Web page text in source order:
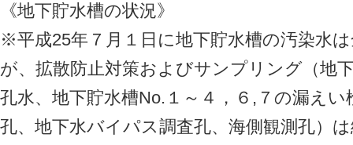
《地下貯水槽の状況》
※平成25年７月１日に地下貯水槽の汚染水
が、拡散防止対策およびサンプリング（地
孔水、地下貯水槽No.１～４，６,７の漏え
孔、地下水バイパス調査孔、海側観測孔）